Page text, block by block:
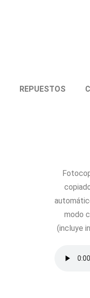
REPUESTOS
modo
(incluye